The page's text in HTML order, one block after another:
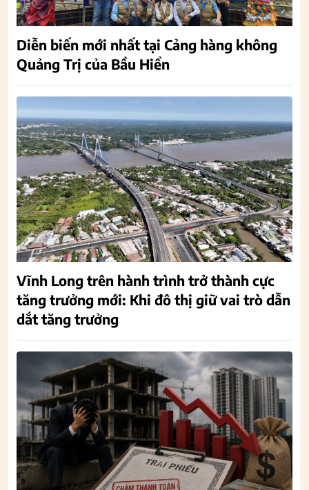
Diễn biến mới nhất tại Cảng hàng không
Quảng Trị của Bầu Hiển
Vĩnh Long trên hành trình trở thành cực
tăng trưởng mới: Khi đô thị giữ vai trò dẫn
dắt tăng trưởng